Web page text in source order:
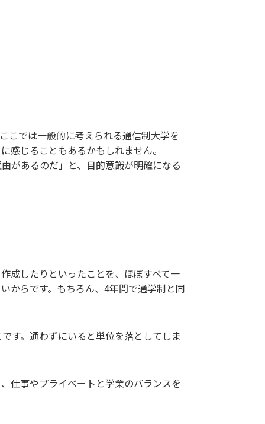
こでは一般的に考えられる通信制大学を
感じることもあるかもしれません。
があるのだ」と、目的意識が明確になる
成したりといったことを、ほぼすべて一
からです。もちろん、4年間で通学制と同
す。通わずにいると単位を落としてしま
仕事やプライベートと学業のバランスを